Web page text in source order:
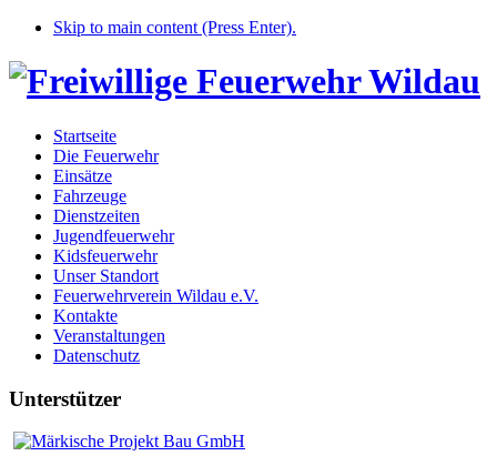
Skip to main content (Press Enter).
Startseite
Die Feuerwehr
Einsätze
Fahrzeuge
Dienstzeiten
Jugendfeuerwehr
Kidsfeuerwehr
Unser Standort
Feuerwehrverein Wildau e.V.
Kontakte
Veranstaltungen
Datenschutz
Unterstützer